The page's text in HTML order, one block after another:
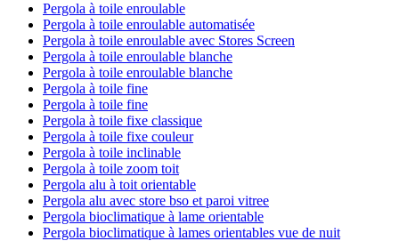
Pergola à toile enroulable
Pergola à toile enroulable automatisée
Pergola à toile enroulable avec Stores Screen
Pergola à toile enroulable blanche
Pergola à toile enroulable blanche
Pergola à toile fine
Pergola à toile fine
Pergola à toile fixe classique
Pergola à toile fixe couleur
Pergola à toile inclinable
Pergola à toile zoom toit
Pergola alu à toit orientable
Pergola alu avec store bso et paroi vitree
Pergola bioclimatique à lame orientable
Pergola bioclimatique à lames orientables vue de nuit